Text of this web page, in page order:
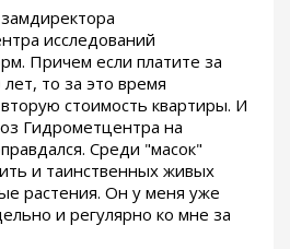
исследований
Причем если платите за
то за это время
стоимость квартиры. И
Гидрометцентра на
Среди "масок"
и таинственных живых
растения. Он у меня уже
и регулярно ко мне за